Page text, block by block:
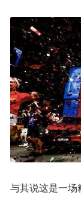
与其说这是一